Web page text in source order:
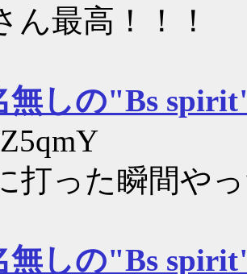
ん最高！！！
無しの"Bs
打った瞬間や
無しの"Bs